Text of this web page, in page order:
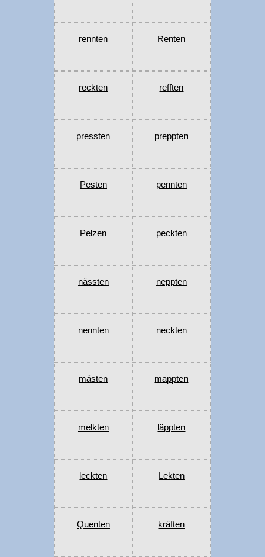
rennten Renten
reckten refften
pressten preppten
Pesten pennten
Pelzen peckten
nässten neppten
nennten neckten
mästen mappten
melkten läppten
leckten Lekten
Quenten kräften